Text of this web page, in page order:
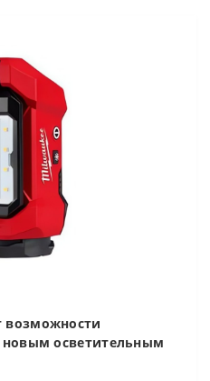
возможности
осветительным